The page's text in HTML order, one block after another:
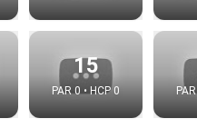
15
PAR 0 • HCP 0